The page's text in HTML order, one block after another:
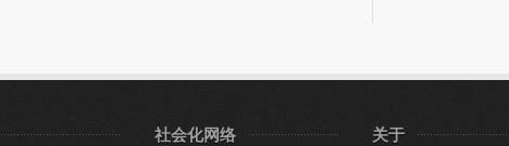
社会化网络 关于